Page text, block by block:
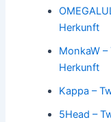
Herkunft
MonkaW
Herkunft
Kappa –
5Head –